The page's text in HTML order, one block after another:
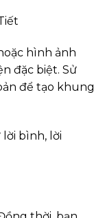
hình ảnh
đặc biệt. Sử
để tạo khung
bình, lời